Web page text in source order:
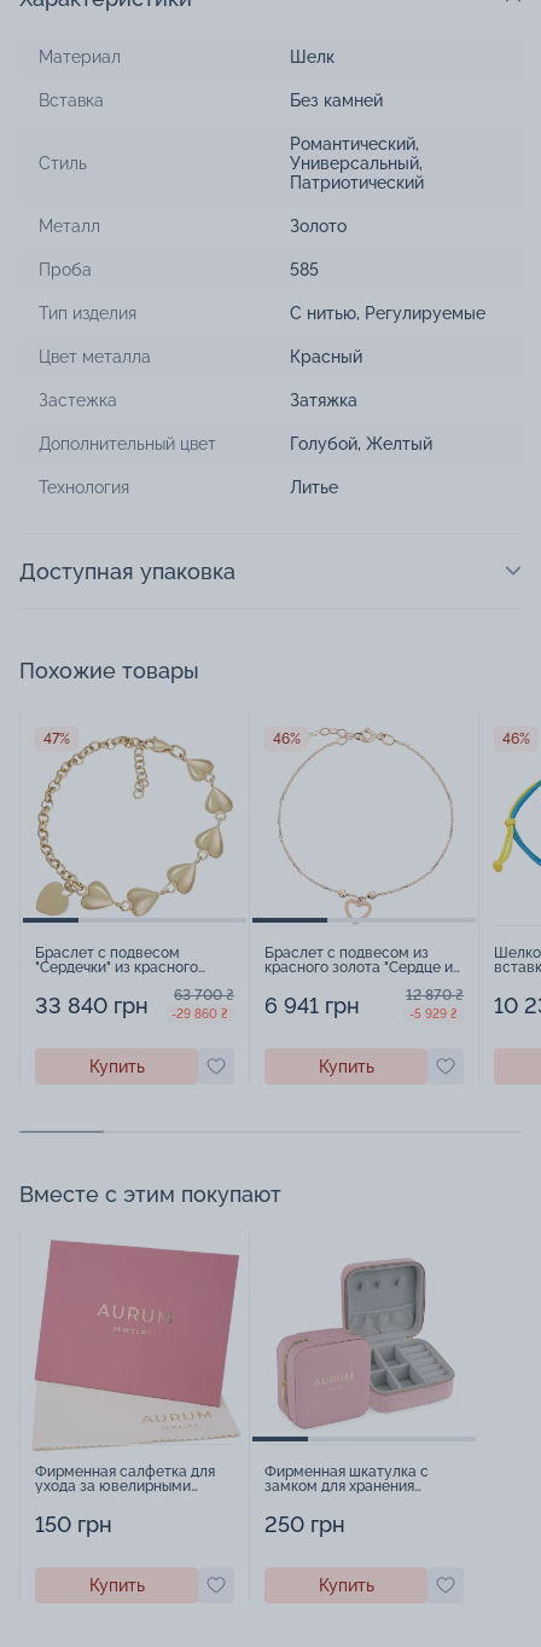
Материал Шелк
Вставка Без камней
Стиль
Романтический,
Универсальный,
Патриотический
Металл Золото
Проба 585
Тип изделия С нитью, Регулируемые
Цвет металла Красный
Застежка Затяжка
Дополнительный цвет Голубой, Желтый
Технология Литье
Доступная упаковка
Похожие товары
47%
Браслет с подвесом
"Сердечки" из красного
- 886227
33 840 грн 63 700 ₴
-29 860 ₴
Купить
46%
Браслет с подвесом из
красного золота "Сердце и
плетением - 971429
6 941 грн 12 870 ₴
-5 929 ₴
Купить
46%
10
Вместе с этим покупают
Фирменная салфетка для
ухода за ювелирными
150 грн
Купить
Фирменная шкатулка с
замком для хранения
250 грн
Купить